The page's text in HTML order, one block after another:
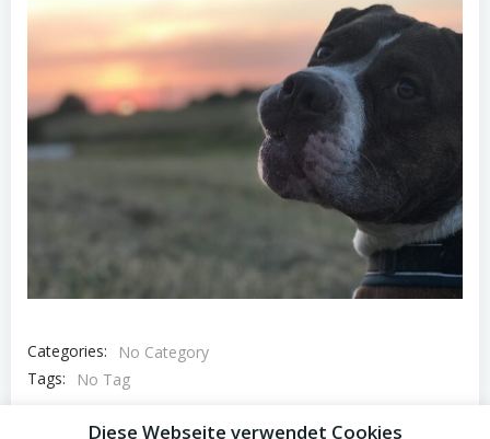
Categories:
No Category
Tags:
No Tag
Previous postDiese Webseite verwendet Cookies